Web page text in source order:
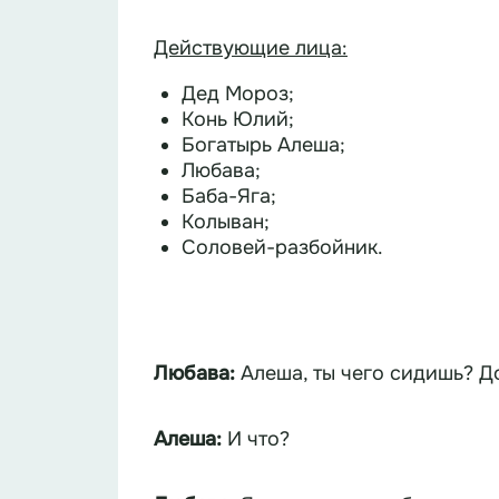
Действующие лица:
Дед Мороз;
Конь Юлий;
Богатырь Алеша;
Любава;
Баба-Яга;
Колыван;
Соловей-разбойник.
Любава:
Алеша: И что?